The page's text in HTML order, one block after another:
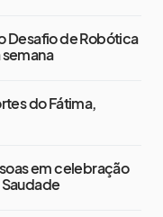
Desafio de Robótica
do Fátima,
em celebração